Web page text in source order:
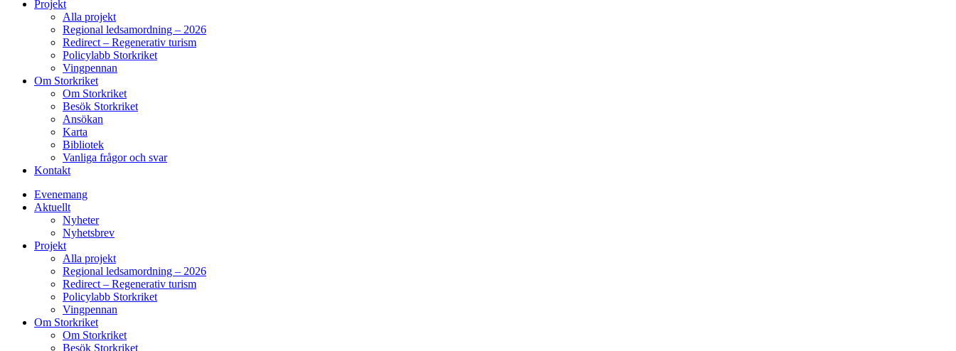
Projekt
Alla projekt
Regional ledsamordning – 2026
Redirect – Regenerativ turism
Policylabb Storkriket
Vingpennan
Om Storkriket
Om Storkriket
Besök Storkriket
Ansökan
Karta
Bibliotek
Vanliga frågor och svar
Kontakt
Evenemang
Aktuellt
Nyheter
Nyhetsbrev
Projekt
Alla projekt
Regional ledsamordning – 2026
Redirect – Regenerativ turism
Policylabb Storkriket
Vingpennan
Om Storkriket
Om Storkriket
Besök Storkriket